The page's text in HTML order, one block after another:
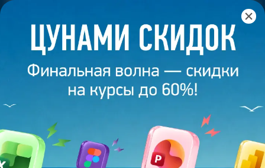
Главная /Банк слайдов / Презентация 449 – Андрей С.
ПРЕЗЕНТАЦИЯ 449 - АНДРЕЙ С.
Моё избранное